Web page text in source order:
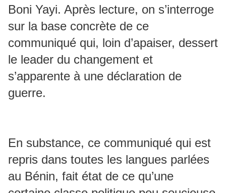
Boni Yayi. Après lecture, on s’interroge
sur la base concrète de ce
communiqué qui, loin d’apaiser, dessert
le leader du changement et
s’apparente à une déclaration de
guerre.
En substance, ce communiqué qui est
repris dans toutes les langues parlées
au Bénin, fait état de ce qu’une